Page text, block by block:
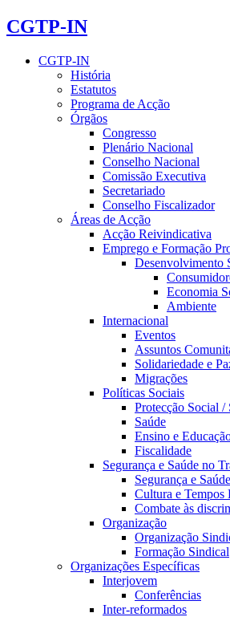
CGTP-IN
CGTP-IN
História
Estatutos
Programa de Acção
Órgãos
Congresso
Plenário Nacional
Conselho Nacional
Comissão Executiva
Secretariado
Conselho Fiscalizador
Áreas de Acção
Acção Reivindicativa
Emprego e Formação
Desenvolvimento
Economia
Ambiente
Internacional
Eventos
Assuntos
Solidariedade e
Migrações
Políticas Sociais
Protecção Social /
Saúde
Ensino e
Fiscalidade
Segurança e Saúde no
Segurança e
Cultura e Tempos
Combate às
Organização
Organização
Formação Sindical
Organizações Específicas
Interjovem
Conferências
Inter-reformados